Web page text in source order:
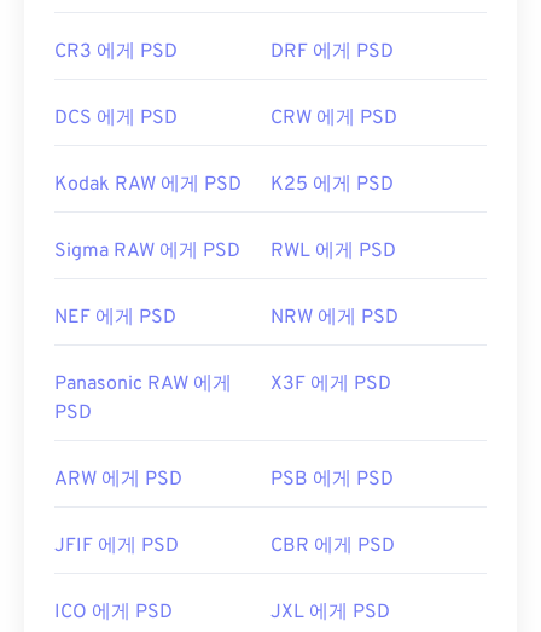
CR3 에게 PSD DRF 에게 PSD
DCS 에게 PSD CRW 에게 PSD
Kodak RAW 에게 PSD K25 에게 PSD
Sigma RAW 에게 PSD RWL 에게 PSD
NEF 에게 PSD NRW 에게 PSD
Panasonic RAW 에게
PSD
X3F 에게 PSD
ARW 에게 PSD PSB 에게 PSD
JFIF 에게 PSD CBR 에게 PSD
ICO 에게 PSD JXL 에게 PSD